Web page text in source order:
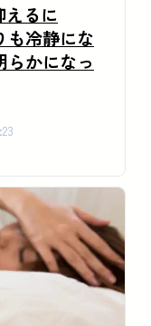
えるに
も冷静にな
らかになっ